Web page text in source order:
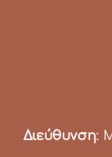
Διεύθυνση: